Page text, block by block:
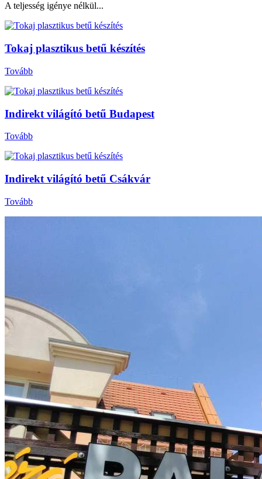
A teljesség igénye nélkül...
Tokaj plasztikus betű készítés
Tovább
Indirekt világító betű Budapest
Tovább
Indirekt világító betű Csákvár
Tovább